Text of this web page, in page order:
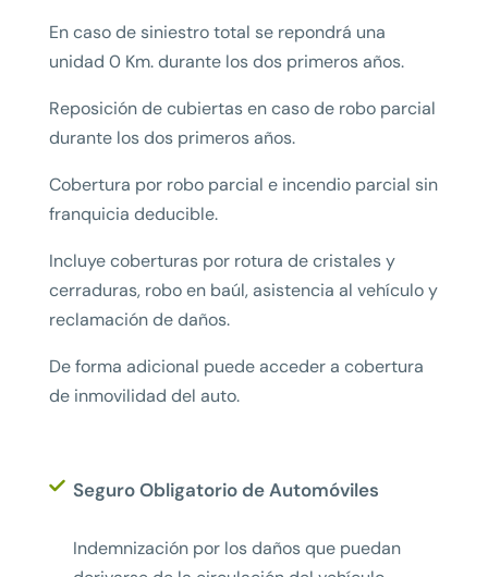
En caso de siniestro total se repondrá una
unidad 0 Km. durante los dos primeros años.
Reposición de cubiertas en caso de robo parcial
durante los dos primeros años.
Cobertura por robo parcial e incendio parcial sin
franquicia deducible.
Incluye coberturas por rotura de cristales y
cerraduras, robo en baúl, asistencia al vehículo y
reclamación de daños.
De forma adicional puede acceder a cobertura
de inmovilidad del auto.
Seguro Obligatorio de Automóviles
Indemnización por los daños que puedan